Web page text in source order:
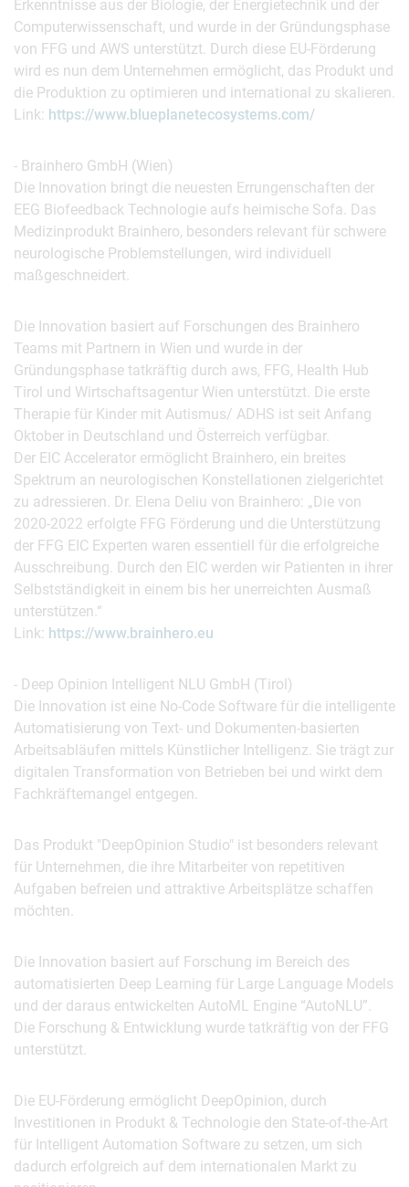
Erkenntnisse aus der Biologie, der Energietechnik und der
Computerwissenschaft, und wurde in der Gründungsphase
von FFG und AWS unterstützt. Durch diese EU-Förderung
wird es nun dem Unternehmen ermöglicht, das Produkt und
die Produktion zu optimieren und international zu skalieren.
Link: https://www.blueplanetecosystems.com/
- Brainhero GmbH (Wien)
Die Innovation bringt die neuesten Errungenschaften der
EEG Biofeedback Technologie aufs heimische Sofa. Das
Medizinprodukt Brainhero, besonders relevant für schwere
neurologische Problemstellungen, wird individuell
maßgeschneidert.
Die Innovation basiert auf Forschungen des Brainhero
Teams mit Partnern in Wien und wurde in der
Gründungsphase tatkräftig durch aws, FFG, Health Hub
Tirol und Wirtschaftsagentur Wien unterstützt. Die erste
Therapie für Kinder mit Autismus/ ADHS ist seit Anfang
Oktober in Deutschland und Österreich verfügbar.
Der EIC Accelerator ermöglicht Brainhero, ein breites
Spektrum an neurologischen Konstellationen zielgerichtet
zu adressieren. Dr. Elena Deliu von Brainhero: „Die von
2020-2022 erfolgte FFG Förderung und die Unterstützung
der FFG EIC Experten waren essentiell für die erfolgreiche
Ausschreibung. Durch den EIC werden wir Patienten in ihrer
Selbstständigkeit in einem bis her unerreichten Ausmaß
unterstützen.“
Link: https://www.brainhero.eu
- Deep Opinion Intelligent NLU GmbH (Tirol)
Die Innovation ist eine No-Code Software für die intelligente
Automatisierung von Text- und Dokumenten-basierten
Arbeitsabläufen mittels Künstlicher Intelligenz. Sie trägt zur
digitalen Transformation von Betrieben bei und wirkt dem
Fachkräftemangel entgegen.
Das Produkt "DeepOpinion Studio" ist besonders relevant
für Unternehmen, die ihre Mitarbeiter von repetitiven
Aufgaben befreien und attraktive Arbeitsplätze schaffen
möchten.
Die Innovation basiert auf Forschung im Bereich des
automatisierten Deep Learning für Large Language Models
und der daraus entwickelten AutoML Engine “AutoNLU”.
Die Forschung & Entwicklung wurde tatkräftig von der FFG
unterstützt.
Die EU-Förderung ermöglicht DeepOpinion, durch
Investitionen in Produkt & Technologie den State-of-the-Art
für Intelligent Automation Software zu setzen, um sich
dadurch erfolgreich auf dem internationalen Markt zu